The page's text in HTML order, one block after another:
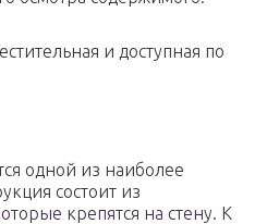
и доступная по
одной из наиболее
состоит из
крепятся на стену. К